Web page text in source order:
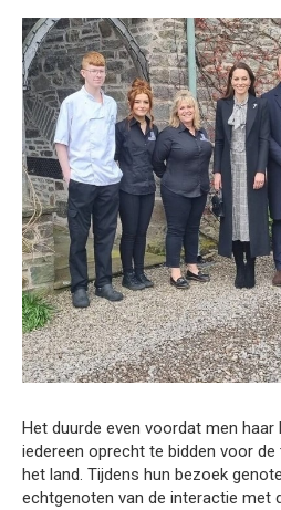
Het duurde even voordat men haar
iedereen oprecht te bidden voor
het land. Tijdens hun bezoek
echtgenoten van de interactie met